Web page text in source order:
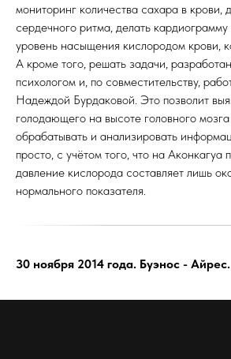
мониторинг количества сахара в крови,
сердечного ритма, делать
уровень насыщения кислородом крови,
А кроме того, решать задачи,
психологом и, по совместительству,
Надеждой Бурдаковой. Это позволит
голодающего на высоте головного
обрабатывать и анализировать
просто, с учётом того, что на Аконкагуа
давление кислорода составляет лишь
нормального показателя.
30 ноября 2014 года. Буэнос - Айрес.